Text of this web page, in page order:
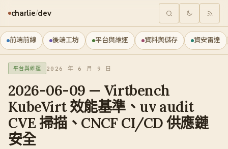
charlie/dev
前端前線 後端工坊 平台與維運 資料與儲存 資安雷達
平台與維運 2026 年 6 月 9 日
2026-06-09 — Virtbench
KubeVirt 效能基準、uv audit
CVE 掃描、CNCF CI/CD 供應鏈
安全